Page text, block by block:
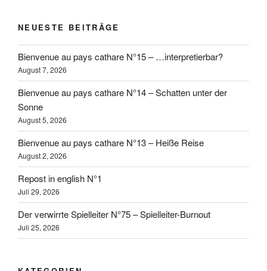
NEUESTE BEITRÄGE
Bienvenue au pays cathare N°15 – …interpretierbar?
August 7, 2026
Bienvenue au pays cathare N°14 – Schatten unter der
Sonne
August 5, 2026
Bienvenue au pays cathare N°13 – Heiße Reise
August 2, 2026
Repost in english N°1
Juli 29, 2026
Der verwirrte Spielleiter N°75 – Spielleiter-Burnout
Juli 25, 2026